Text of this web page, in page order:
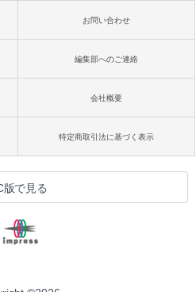
お問い合わせ
編集部へのご連絡
会社概要
特定商取引法に基づく表示
版で見る